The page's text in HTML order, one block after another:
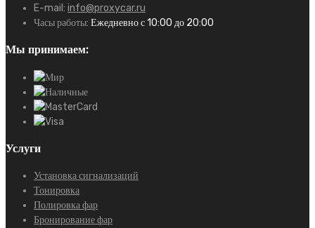
E-mail: info@proxycar.ru
Часы работы: Ежедневно с 10:00 до 20:00
Мы принимаем:
Услуги
Установка сигнализаций
Тонировка
Полировка фар
Бронирование фар